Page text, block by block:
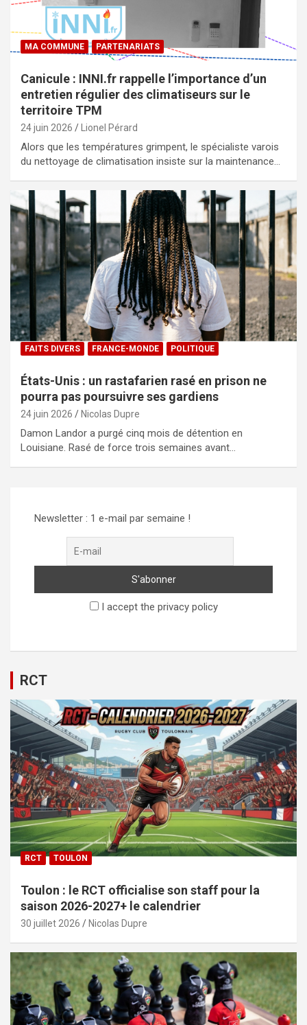
MA COMMUNE PARTENARIATS
Canicule : INNI.fr rappelle l’importance d’un
entretien régulier des climatiseurs sur le
territoire TPM
24 juin 2026 Lionel Pérard
Alors que les températures grimpent, le spécialiste varois
du nettoyage de climatisation insiste sur la maintenance…
FAITS DIVERS FRANCE-MONDE POLITIQUE
États-Unis : un rastafarien rasé en prison ne
pourra pas poursuivre ses gardiens
24 juin 2026 Nicolas Dupre
Damon Landor a purgé cinq mois de détention en
Louisiane. Rasé de force trois semaines avant…
Newsletter : 1 e-mail par semaine !
I accept the privacy policy
RCT
RCT TOULON
Toulon : le RCT officialise son staff pour la
saison 2026-2027+ le calendrier
30 juillet 2026 Nicolas Dupre